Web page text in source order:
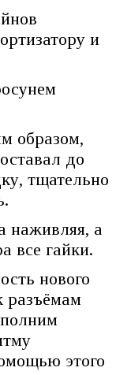
и
образом,
до
тщательно
наживляя, а
все гайки.
нового
разъёмам
этого